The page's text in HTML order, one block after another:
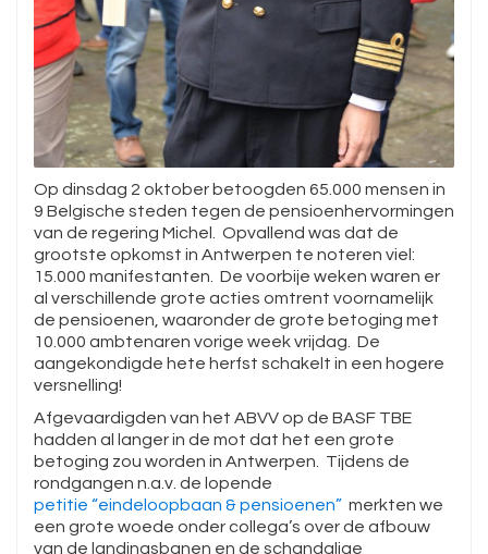
Op dinsdag 2 oktober betoogden 65.000 mensen in
9 Belgische steden tegen de pensioenhervormingen
van de regering Michel. Opvallend was dat de
grootste opkomst in Antwerpen te noteren viel:
15.000 manifestanten. De voorbije weken waren er
al verschillende grote acties omtrent voornamelijk
de pensioenen, waaronder de grote betoging met
10.000 ambtenaren vorige week vrijdag. De
aangekondigde hete herfst schakelt in een hogere
versnelling!
Afgevaardigden van het ABVV op de BASF TBE
hadden al langer in de mot dat het een grote
betoging zou worden in Antwerpen. Tijdens de
rondgangen n.a.v. de lopende
petitie “eindeloopbaan & pensioenen” merkten we
een grote woede onder collega’s over de afbouw
van de landingsbanen en de schandalige